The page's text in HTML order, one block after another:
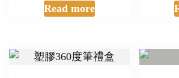
Read more